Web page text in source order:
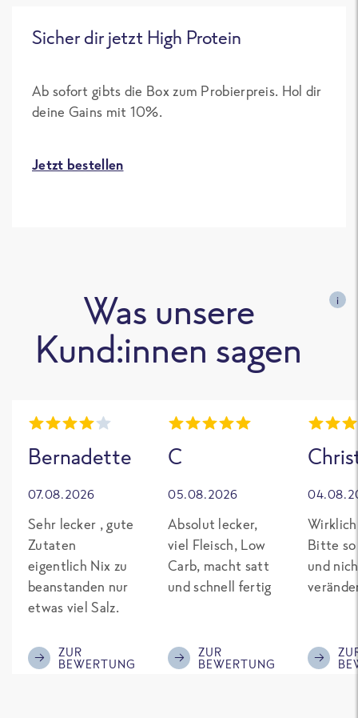
Sicher dir jetzt High Protein
Ab sofort gibts die Box zum Probierpreis. Hol dir
deine Gains mit 10%.
Jetzt bestellen
Was unsere
Kund:innen sagen
i
Bernadette
07.08.2026
Sehr lecker , gute
Zutaten
eigentlich Nix zu
beanstanden nur
etwas viel Salz.
ZUR
BEWERTUNG
C
05.08.2026
Absolut lecker,
viel Fleisch, Low
Carb, macht satt
und schnell fertig
ZUR
BEWERTUNG
Bitte so
und